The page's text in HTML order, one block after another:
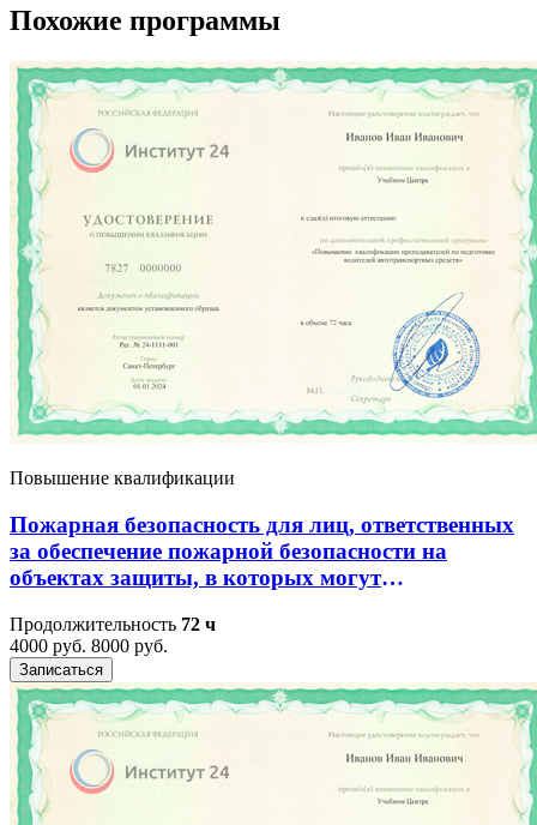
Похожие программы
Повышение квалификации
Пожарная безопасность для лиц, ответственных
за обеспечение пожарной безопасности на
объектах защиты, в которых могут
объектах защиты, отнесенных к категориям
повышенной взрывопожароопасности,
взрывопожароопасно
Продолжительность 72 ч
4000 руб. 8000 руб.
Записаться